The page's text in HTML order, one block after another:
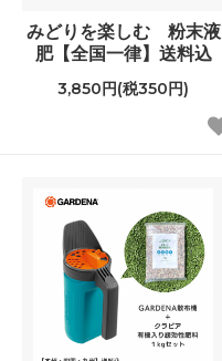
みどりを楽しむ 粉末液
肥【全国一律】送料込
3,850円(税350円)